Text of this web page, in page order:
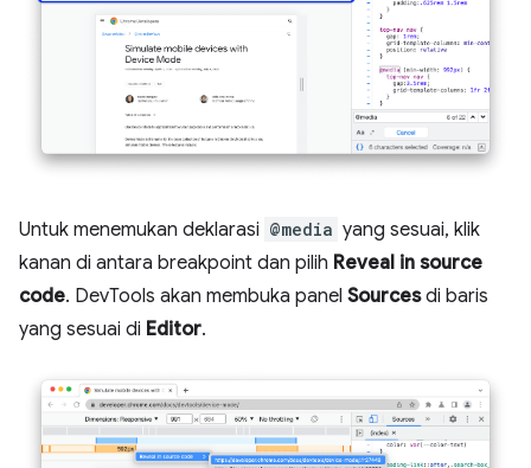
Untuk menemukan deklarasi @media yang sesuai, klik
kanan di antara breakpoint dan pilih Reveal in source
code. DevTools akan membuka panel Sourcesdi baris
yang sesuai di Editor.